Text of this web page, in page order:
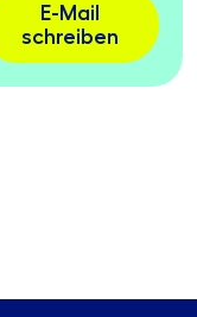
E-Mail
schreiben